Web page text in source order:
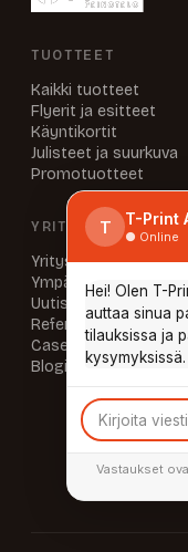
TUOTTEET
Kaikki tuotteet
Flyerit ja esitteet
Käyntikortit
Julisteet ja suurkuva
Promotuotteet
YRITYS
Yritys
Ympäristö
Uutiset
Referenssit
Caset
Blogi
T T-Print
● Online
Hei! Olen T-
auttaa sinua
tilauksissa ja
Vastaukset